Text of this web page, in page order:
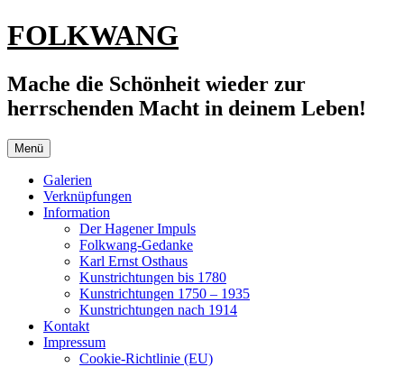
Zum
Inhalt
FOLKWANG
Mache die Schönheit wieder zur
herrschenden Macht in deinem Leben!
Menü
Galerien
Verknüpfungen
Information
Der Hagener Impuls
Folkwang-Gedanke
Karl Ernst Osthaus
Kunstrichtungen bis 1780
Kunstrichtungen 1750 – 1935
Kunstrichtungen nach 1914
Kontakt
Impressum
Cookie-Richtlinie (EU)